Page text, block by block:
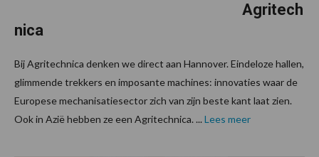
Agritech
nica
Bij Agritechnica denken we direct aan Hannover. Eindeloze hallen,
glimmende trekkers en imposante machines: innovaties waar de
Europese mechanisatiesector zich van zijn beste kant laat zien.
Ook in Azië hebben ze een Agritechnica. ... Lees meer